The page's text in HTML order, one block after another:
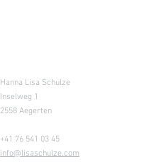
Hanna Lisa Schulze
Inselweg 1
2558 Aegerten
+41 76 541 03 45
info@lisaschulze.com